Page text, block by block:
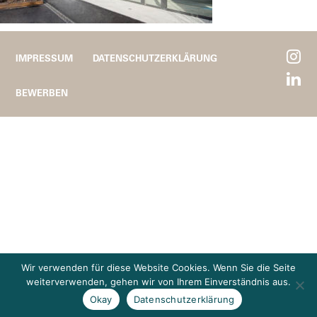
IMPRESSUM DATENSCHUTZERKLÄRUNG
BEWERBEN
Wir verwenden für diese Website Cookies. Wenn Sie die Seite
weiterverwenden, gehen wir von Ihrem Einverständnis aus.
Okay
Datenschutzerklärung